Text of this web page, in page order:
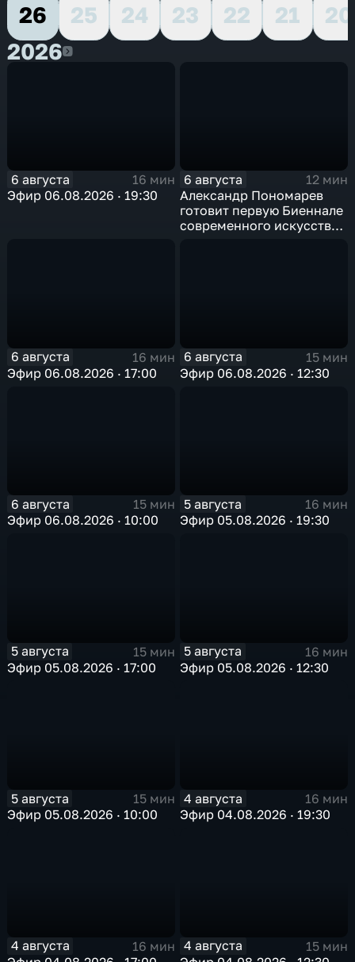
26
25 24 23 22 21
20
20262026
6 августа
16 мин
Эфир 06.08.2026 · 19:30
6 августа
12 мин
Александр Пономарев
готовит первую Биеннале
современного искусства
6 августа
16 мин
Эфир 06.08.2026 · 17:00
6 августа
15 мин
Эфир 06.08.2026 · 12:30
6 августа
15 мин
Эфир 06.08.2026 · 10:00
5 августа
16 мин
Эфир 05.08.2026 · 19:30
5 августа
15 мин
Эфир 05.08.2026 · 17:00
5 августа
16 мин
Эфир 05.08.2026 · 12:30
5 августа
15 мин
Эфир 05.08.2026 · 10:00
4 августа
16 мин
Эфир 04.08.2026 · 19:30
4 августа
16 мин
4 августа
15 мин